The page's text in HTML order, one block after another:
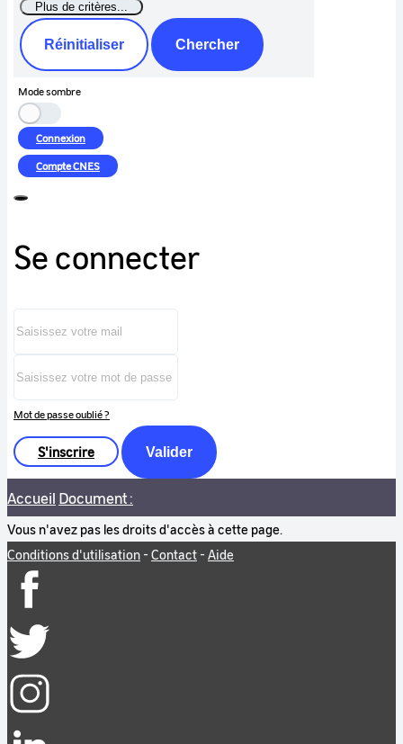
Réinitialiser Chercher
Mode sombre
Connexion
CompteCNES
Se connecter
Mot de passe oublié ?
S'inscrire Valider
Accueil Document :
Vous n'avez pas les droits d'accès à cette page.
Conditions d'utilisation - Contact - Aide